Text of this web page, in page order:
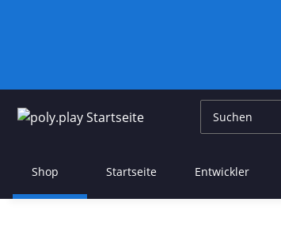
Shop Startseite Entwickler